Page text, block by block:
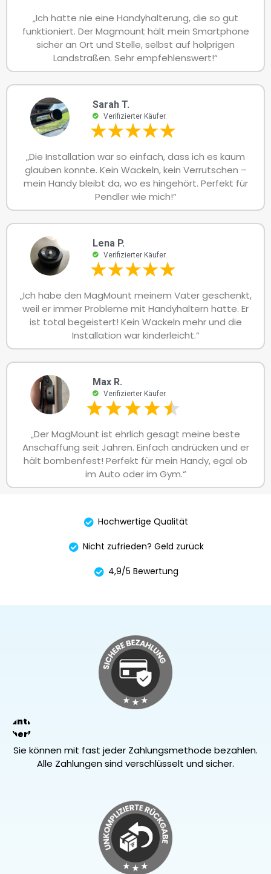
„Ich hatte nie eine Handyhalterung, die so gut
funktioniert. Der Magmount hält mein Smartphone
sicher an Ort und Stelle, selbst auf holprigen
Landstraßen. Sehr empfehlenswert!“
Sarah T.
Verifizierter Käufer.
„Die Installation war so einfach, dass ich es kaum
glauben konnte. Kein Wackeln, kein Verrutschen –
mein Handy bleibt da, wo es hingehört. Perfekt für
Pendler wie mich!“
Lena P.
Verifizierter Käufer.
„Ich habe den MagMount meinem Vater geschenkt,
weil er immer Probleme mit Handyhaltern hatte. Er
ist total begeistert! Kein Wackeln mehr und die
Installation war kinderleicht.“
Max R.
Verifizierter Käufer.
„Der MagMount ist ehrlich gesagt meine beste
Anschaffung seit Jahren. Einfach andrücken und er
hält bombenfest! Perfekt für mein Handy, egal ob
im Auto oder im Gym.“
Hochwertige Qualität
Nicht zufrieden? Geld zurück
4,9/5 Bewertung
Sie können mit fast jeder Zahlungsmethode bezahlen.
Alle Zahlungen sind verschlüsselt und sicher.